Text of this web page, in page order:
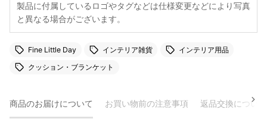
製品に付属しているロゴやタグなどは仕様変更などにより写真
と異なる場合がございます。
Fine Little Day インテリア雑貨
インテリア用品
クッション・ブランケット
商品のお届けについて お買い物前の注意事項 返品交換について